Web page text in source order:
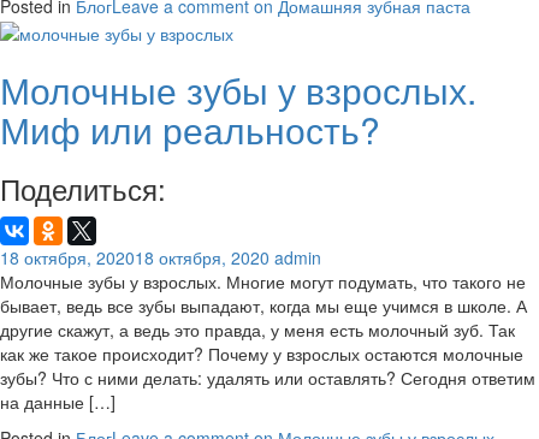
Posted in БлогLeave a comment on Домашняя зубная паста
Молочные зубы у взрослых.
Миф или реальность?
Поделиться:
18 октября, 202018 октября, 2020 admin
Молочные зубы у взрослых. Многие могут подумать, что такого не
бывает, ведь все зубы выпадают, когда мы еще учимся в школе. А
другие скажут, а ведь это правда, у меня есть молочный зуб. Так
как же такое происходит? Почему у взрослых остаются молочные
зубы? Что с ними делать: удалять или оставлять? Сегодня ответим
на данные […]